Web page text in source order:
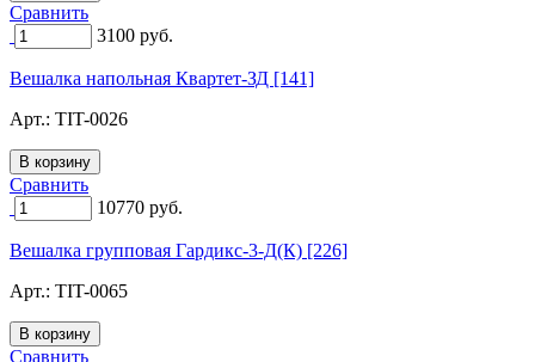
Сравнить
3100 руб.
Вешалка напольная Квартет-ЗД [141]
Арт.: TIT-0026
Сравнить
10770 руб.
Вешалка групповая Гардикс-3-Д(К) [226]
Арт.: TIT-0065
Сравнить